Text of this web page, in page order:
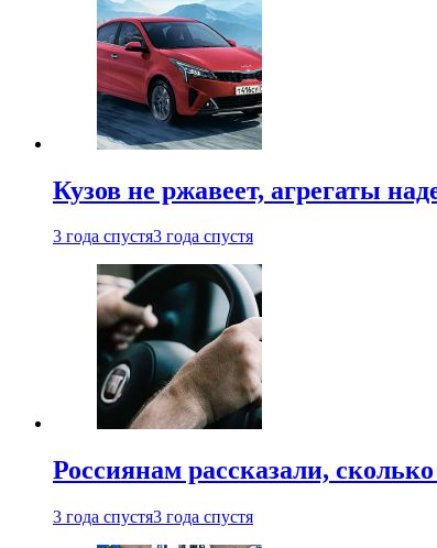
Кузов не ржавеет, агрегаты
3 года спустя3 года спустя
Россиянам рассказали,
3 года спустя3 года спустя